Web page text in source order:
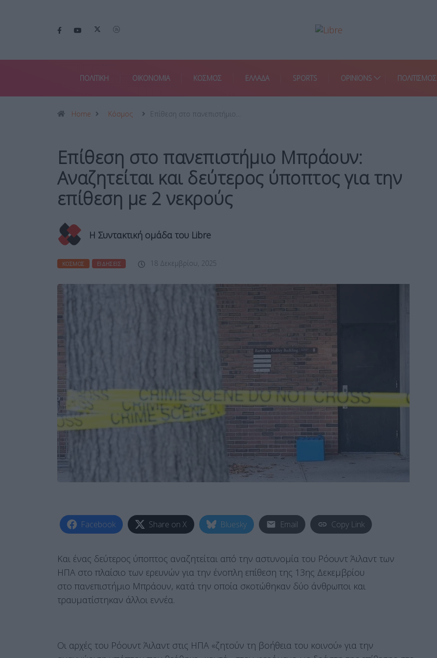
ΠΟΛΙΤΙΚΗ ΟΙΚΟΝΟΜΙΑ ΚΟΣΜΟΣ ΕΛΛΑΔΑ SPORTS OPINIONS ΠΟΛΙΤΙΣΜΟΣ
Home Κόσμος Επίθεση στο πανεπιστήμιο…
Επίθεση στο πανεπιστήμιο Μπράουν:
Αναζητείται και δεύτερος ύποπτος για την
επίθεση με 2 νεκρούς
Η Συντακτική ομάδα του Libre
ΚΌΣΜΟΣ ΕΙΔΉΣΕΙΣ 18 Δεκεμβρίου, 2025
Facebook Share on X Bluesky Email Copy Link
Και ένας δεύτερος ύποπτος αναζητείται από την αστυνομία του Ρόουντ Άιλαντ των
ΗΠΑ στο πλαίσιο των ερευνών για την ένοπλη επίθεση της 13ης Δεκεμβρίου
στο πανεπιστήμιο Μπράουν, κατά την οποία σκοτώθηκαν δύο άνθρωποι και
τραυματίστηκαν άλλοι εννέα.
Οι αρχές του Ρόουντ Άιλαντ στις ΗΠΑ «ζητούν τη βοήθεια του κοινού» για την